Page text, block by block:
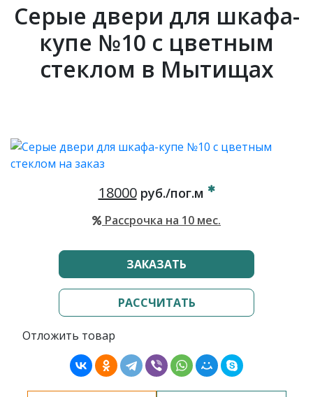
Серые двери для шкафа-
купе №10 с цветным
стеклом в Мытищах
18000руб./пог.м
Рассрочка на 10 мес.
ЗАКАЗАТЬ
РАССЧИТАТЬ
Отложить товар